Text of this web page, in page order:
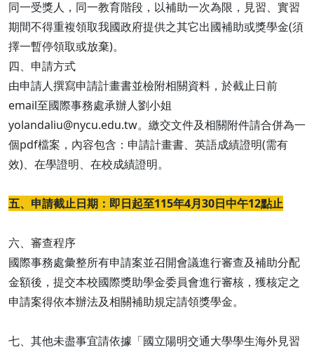
同一受獎人，同一教育階段，以補助一次為限，見習、實習
期間不得重複領取我國政府提供之其它出國補助或獎學金(須
擇一暫停領取或放棄)。
四、申請方式
由申請人撰寫申請計畫書並檢附相關資料，於截止日前
email至國際事務處承辦人劉小姐
yolandaliu@nycu.edu.tw。繳交文件及相關附件請合併為一
個pdf檔案，內容包含：申請計畫書、英語成績證明(需有
效)、在學證明、在校成績證明。
五、申請截止日期：即日起至115年4月30日中午12點止
六、審查程序
國際事務處彙整所有申請案並召開會議進行審查及補助分配
金額後，提交本校國際獎助學金委員會進行審核，獲核定之
申請案得依本辦法及相關補助規定請領獎學金。
七、其他未盡事宜請依據「國立陽明交通大學學生海外見習